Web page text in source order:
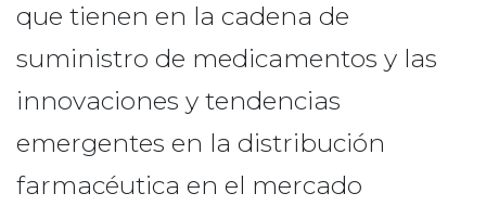
que tienen en la cadena de
suministro de medicamentos y las
innovaciones y tendencias
emergentes en la distribución
farmacéutica en el mercado